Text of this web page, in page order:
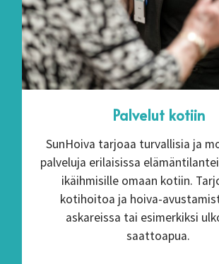
Palvelut kotiin
SunHoiva tarjoaa turvallisia ja
palveluja erilaisissa
ikäihmisille omaan kotiin.
kotihoitoa ja hoiva-
askareissa tai esimerkiksi
saattoapua.